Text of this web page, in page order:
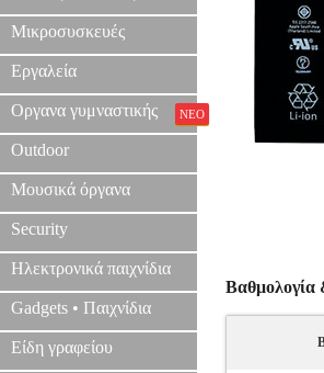
Μικροσυσκευές
Εργαλεία
Οργανα γυμναστικής ΝΕΟ
Outdoor
Μουσικά όργανα
Security
Ηλεκτρονικά παιχνίδια
Gadgets • Παιχνίδια
Είδη γραφείου
Βαθμολογία